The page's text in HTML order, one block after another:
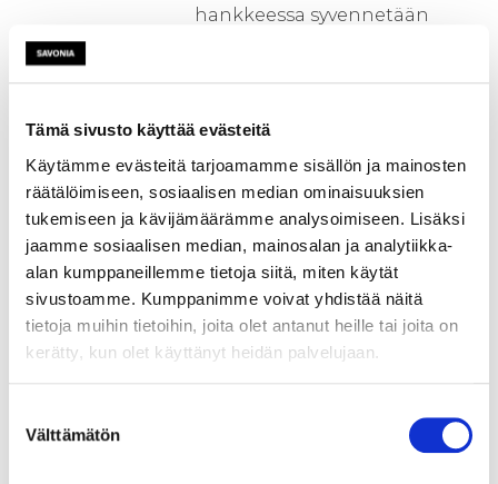
Tämä sivusto käyttää evästeitä
Käytämme evästeitä tarjoamamme sisällön ja mainosten
räätälöimiseen, sosiaalisen median ominaisuuksien
tukemiseen ja kävijämäärämme analysoimiseen. Lisäksi
jaamme sosiaalisen median, mainosalan ja analytiikka-
alan kumppaneillemme tietoja siitä, miten käytät
sivustoamme. Kumppanimme voivat yhdistää näitä
tietoja muihin tietoihin, joita olet antanut heille tai joita on
kerätty, kun olet käyttänyt heidän palvelujaan.
valinta
Välttämätön
hankkeessa syvennetään
vastaamaan markkinoiden ja
vastuullisuusvaatimuksiin.
Tämä lisää yritysten
kilpailuetua ja tukee kestävää
kehitystä koko
liiketoimintaketjussa. Toisena
tavoitteena on reaaliaikaisen
datan hyödyntäminen
päätöksenteossa: hankkeen
kiertotalouden edistämisessä,